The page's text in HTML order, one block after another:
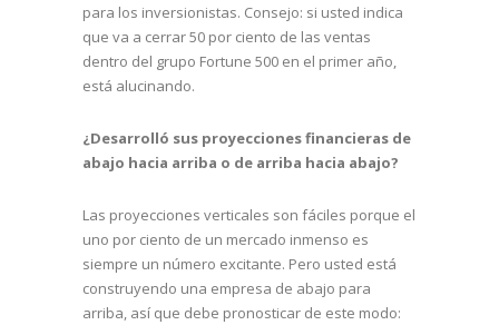
para los inversionistas. Consejo: si usted indica
que va a cerrar 50 por ciento de las ventas
dentro del grupo Fortune 500 en el primer año,
está alucinando.
¿Desarrolló sus proyecciones financieras de
abajo hacia arriba o de arriba hacia abajo?
Las proyecciones verticales son fáciles porque el
uno por ciento de un mercado inmenso es
siempre un número excitante. Pero usted está
construyendo una empresa de abajo para
arriba, así que debe pronosticar de este modo: